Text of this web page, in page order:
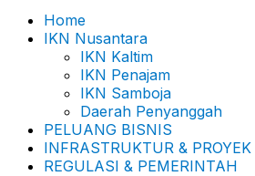
Home
IKN Nusantara
IKN Kaltim
IKN Penajam
IKN Samboja
Daerah Penyanggah
PELUANG BISNIS
INFRASTRUKTUR & PROYEK
REGULASI & PEMERINTAH